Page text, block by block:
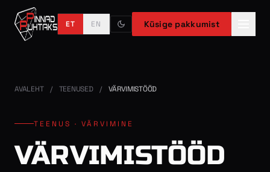
ET EN Küsige pakkumist
AVALEHT / TEENUSED / VÄRVIMISTÖÖD
TEENUS · VÄRVIMINE
VÄRVIMISTÖÖD